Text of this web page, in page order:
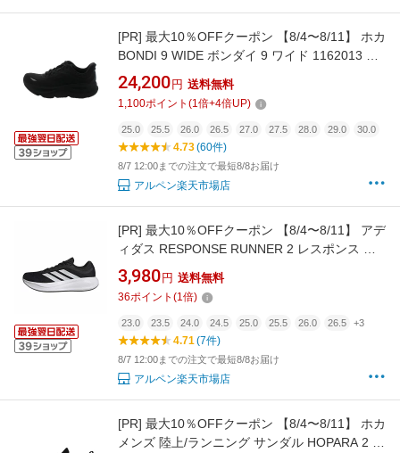
[PR] 最大10％OFFクーポン 【8/4〜8/11】 ホカ
BONDI 9 WIDE ボンダイ 9 ワイド 1162013 メ
ンズ 陸上/ランニング ランニングシューズ 2E :
ブラック×ブラック HOKA imbkk
24,200 円 送料無料
1,100ポイント (1倍+4倍UP)
25.0 25.5 26.0 26.5 27.0 27.5 28.0 29.0 30.0
4.73(60件)
8/7 12:00までの注文で最短8/8お届け
アルペン楽天市場店
[PR] 最大10％OFFクーポン 【8/4〜8/11】 アデ
ィダス RESPONSE RUNNER 2 レスポンス ラ
ンナー 2 KJ1736 メンズ レディス ランニングシ
ューズ 2E : ブラック×ホワイト 黒 スニーカー
adidas imbkk
3,980 円 送料無料
36ポイント (1倍)
23.0 23.5 24.0 24.5 25.0 25.5 26.0 26.5 +3
4.71(7件)
8/7 12:00までの注文で最短8/8お届け
アルペン楽天市場店
[PR] 最大10％OFFクーポン 【8/4〜8/11】 ホカ
メンズ 陸上/ランニング サンダル HOPARA 2 ホ